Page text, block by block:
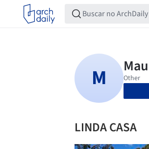
LINDA CASA